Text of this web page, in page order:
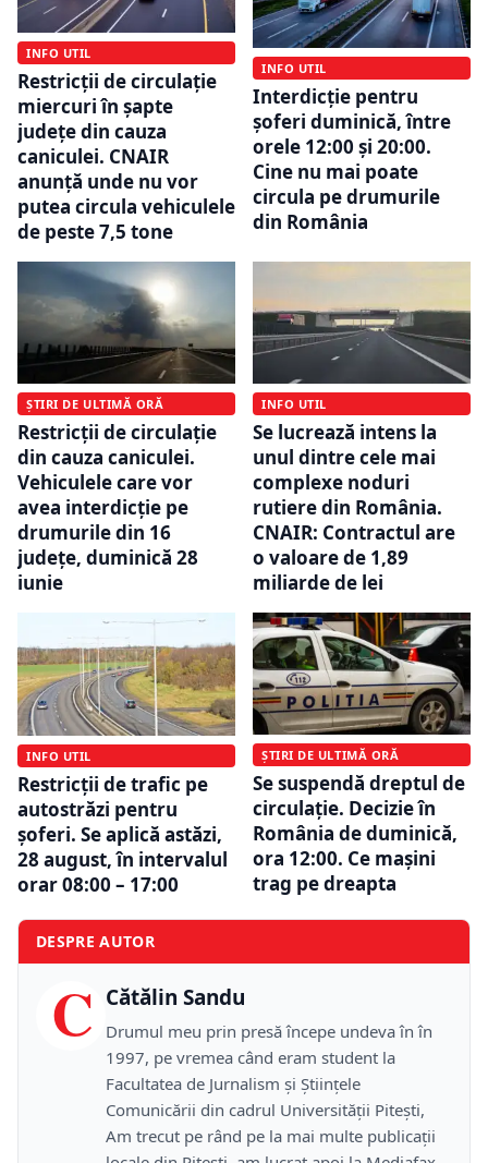
INFO UTIL
Restricții de circulație
miercuri în șapte
județe din cauza
caniculei. CNAIR
anunță unde nu vor
putea circula vehiculele
de peste 7,5 tone
INFO UTIL
Interdicție pentru
șoferi duminică, între
orele 12:00 și 20:00.
Cine nu mai poate
circula pe drumurile
din România
ȘTIRI DE ULTIMĂ ORĂ
Restricții de circulație
din cauza caniculei.
Vehiculele care vor
avea interdicție pe
drumurile din 16
județe, duminică 28
iunie
INFO UTIL
Se lucrează intens la
unul dintre cele mai
complexe noduri
rutiere din România.
CNAIR: Contractul are
o valoare de 1,89
miliarde de lei
INFO UTIL
Restricţii de trafic pe
autostrăzi pentru
șoferi. Se aplică astăzi,
28 august, în intervalul
orar 08:00 – 17:00
ȘTIRI DE ULTIMĂ ORĂ
Se suspendă dreptul de
circulație. Decizie în
România de duminică,
ora 12:00. Ce mașini
trag pe dreapta
DESPRE AUTOR
C Cătălin Sandu
Drumul meu prin presă începe undeva în în
1997, pe vremea când eram student la
Facultatea de Jurnalism și Științele
Comunicării din cadrul Universității Pitești,
Am trecut pe rând pe la mai multe publicații